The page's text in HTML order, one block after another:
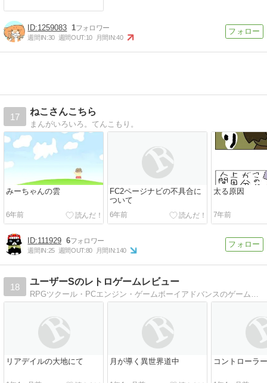
1259083 1
週間IN:30 週間OUT:10 月間IN:40
17
ねこさんこちら
まんがいろいろ。てんこもり。
みーちゃんの雲
6年前
FC2ページナビの不具合に
ついて
6年前
太る原因
7年前
111929 6
週間IN:25 週間OUT:80 月間IN:140
18
ユーザーSのレトロゲームレビュー
リアデイルの大地にて 月が導く異世界道中 コントローラ